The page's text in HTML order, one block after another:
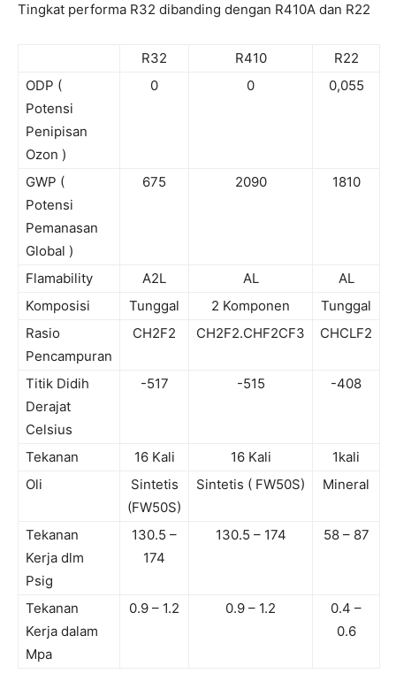
Tingkat performa R32 dibanding dengan R410A dan R22
R32 R410
R22
ODP (
Potensi
Penipisan
Ozon )
0 0 0,055
GWP (
Potensi
Pemanasan
Global )
675 2090 1810
Flamability A2L AL
AL
Komposisi
Tunggal 2 Komponen
Tunggal
Rasio
Pencampuran
CH2F2 CH2F2.CHF2CF3 CHCLF2
Titik Didih
Derajat
Celsius
-517 -515 -408
Tekanan 16 Kali 16 Kali
1kali
Oli
Sintetis
(FW50S)
Sintetis ( FW50S) Mineral
Tekanan
Kerja dlm
Psig
130.5 –
174
130.5 – 174 58 – 87
Tekanan
Kerja dalam
Mpa
0.9 – 1.2 0.9 – 1.2
0.4 –
0.6